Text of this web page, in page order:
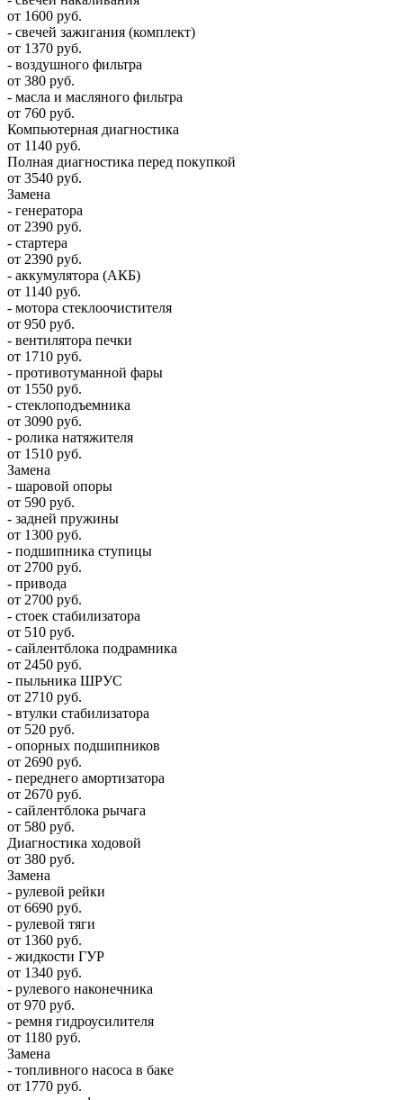
от 1600 руб.
- свечей зажигания (комплект)
от 1370 руб.
- воздушного фильтра
от 380 руб.
- масла и масляного фильтра
от 760 руб.
Компьютерная диагностика
от 1140 руб.
Полная диагностика перед покупкой
от 3540 руб.
Замена
- генератора
от 2390 руб.
- стартера
от 2390 руб.
- аккумулятора (АКБ)
от 1140 руб.
- мотора стеклоочистителя
от 950 руб.
- вентилятора печки
от 1710 руб.
- противотуманной фары
от 1550 руб.
- стеклоподъемника
от 3090 руб.
- ролика натяжителя
от 1510 руб.
Замена
- шаровой опоры
от 590 руб.
- задней пружины
от 1300 руб.
- подшипника ступицы
от 2700 руб.
- привода
от 2700 руб.
- стоек стабилизатора
от 510 руб.
- сайлентблока подрамника
от 2450 руб.
- пыльника ШРУС
от 2710 руб.
- втулки стабилизатора
от 520 руб.
- опорных подшипников
от 2690 руб.
- переднего амортизатора
от 2670 руб.
- сайлентблока рычага
от 580 руб.
Диагностика ходовой
от 380 руб.
Замена
- рулевой рейки
от 6690 руб.
- рулевой тяги
от 1360 руб.
- жидкости ГУР
от 1340 руб.
- рулевого наконечника
от 970 руб.
- ремня гидроусилителя
от 1180 руб.
Замена
- топливного насоса в баке
от 1770 руб.